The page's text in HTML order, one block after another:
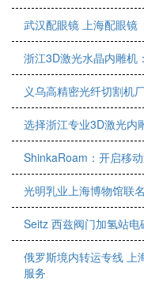
武汉配眼镜 上海配眼镜
浙江3D激光水晶内雕机
义乌高精密光纤切割机
选择浙江专业3D激光内
ShinkaRoam：开启移
光明乳业上海博物馆联
Seitz 西兹阀门加氢站
俄罗斯境内转运专线 上
服务